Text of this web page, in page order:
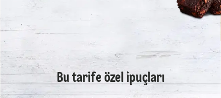
Bu tarife özel ipuçları